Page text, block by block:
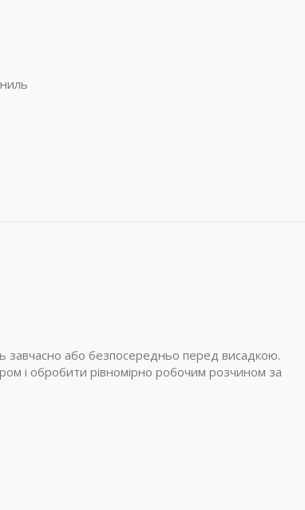
завчасно або безпосередньо перед висадкою.
і обробити рівномірно робочим розчином за